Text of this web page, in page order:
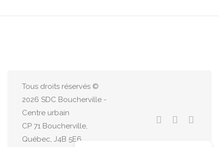
Tous droits réservés ©
2026 SDC Boucherville -
Centre urbain
CP 71 Boucherville,
Québec, J4B 5E6